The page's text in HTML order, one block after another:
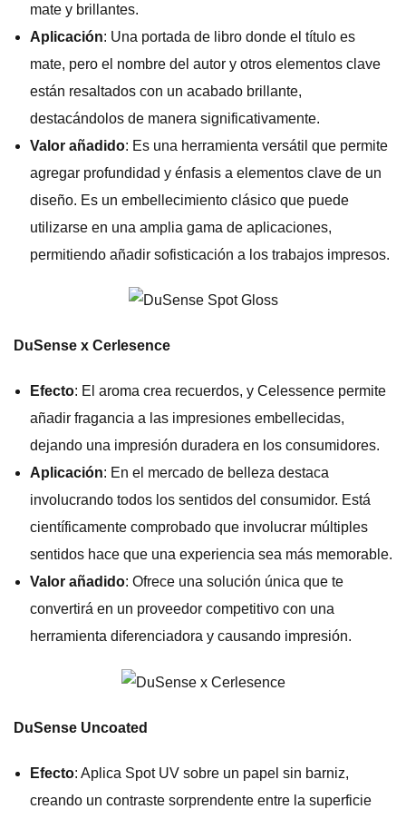
mate y brillantes.
Aplicación: Una portada de libro donde el título es
mate, pero el nombre del autor y otros elementos clave
están resaltados con un acabado brillante,
destacándolos de manera significativamente.
Valor añadido: Es una herramienta versátil que permite
agregar profundidad y énfasis a elementos clave de un
diseño. Es un embellecimiento clásico que puede
utilizarse en una amplia gama de aplicaciones,
permitiendo añadir sofisticación a los trabajos impresos.
DuSense x Cerlesence
Efecto: El aroma crea recuerdos, y Celessence permite
añadir fragancia a las impresiones embellecidas,
dejando una impresión duradera en los consumidores.
Aplicación: En el mercado de belleza destaca
involucrando todos los sentidos del consumidor. Está
científicamente comprobado que involucrar múltiples
sentidos hace que una experiencia sea más memorable.
Valor añadido: Ofrece una solución única que te
convertirá en un proveedor competitivo con una
herramienta diferenciadora y causando impresión.
DuSense Uncoated
Efecto: Aplica Spot UV sobre un papel sin barniz,
creando un contraste sorprendente entre la superficie